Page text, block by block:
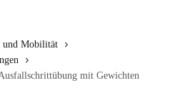
und Mobilität
mit Gewichten